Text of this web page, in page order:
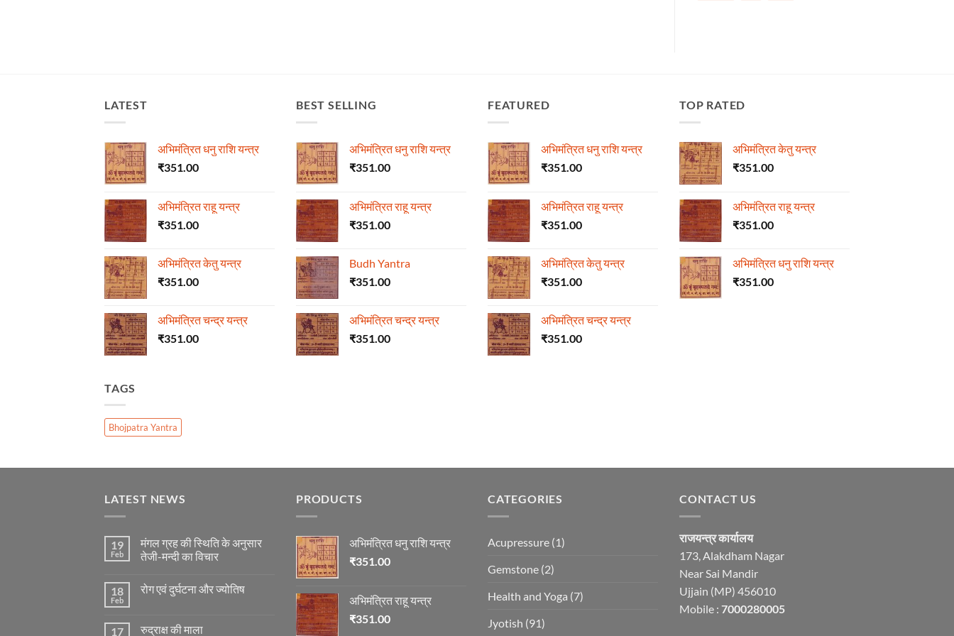
LATEST
अभिमंत्रित धनु राशि यन्त्र
₹351.00
अभिमंत्रित राहू यन्त्र
₹351.00
अभिमंत्रित केतु यन्त्र
₹351.00
अभिमंत्रित चन्द्र यन्त्र
₹351.00
BEST SELLING
अभिमंत्रित धनु राशि यन्त्र
₹351.00
अभिमंत्रित राहू यन्त्र
₹351.00
Budh Yantra
₹351.00
अभिमंत्रित चन्द्र यन्त्र
₹351.00
FEATURED
अभिमंत्रित धनु राशि यन्त्र
₹351.00
अभिमंत्रित राहू यन्त्र
₹351.00
अभिमंत्रित केतु यन्त्र
₹351.00
अभिमंत्रित चन्द्र यन्त्र
₹351.00
TOP RATED
अभिमंत्रित केतु यन्त्र
₹351.00
अभिमंत्रित राहू यन्त्र
₹351.00
अभिमंत्रित धनु राशि यन्त्र
₹351.00
TAGS
Bhojpatra Yantra
LATEST NEWS
19
Feb
मंगल ग्रह की स्थिति के अनुसार
तेजी-मन्दी का विचार
on
स्थिति
18
Feb
रोग एवं दुर्घटना और ज्योतिष
रोग
17 रुद्राक्ष की माला
PRODUCTS
अभिमंत्रित धनु राशि यन्त्र
₹351.00
अभिमंत्रित राहू यन्त्र
₹351.00
CATEGORIES
Acupressure (1)
Gemstone (2)
Health and Yoga (7)
Jyotish (91)
CONTACT US
राजयन्त्र कार्यालय
173, Alakdham Nagar
Near Sai Mandir
Ujjain (MP) 456010
Mobile : 7000280005